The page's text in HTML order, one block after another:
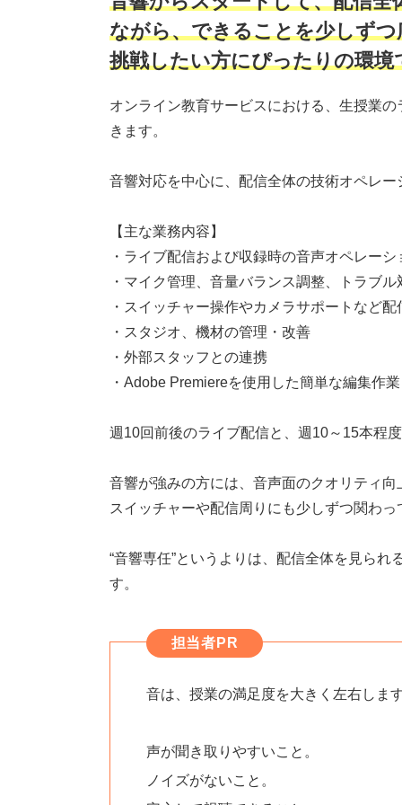
ながら、できることを少しず
挑戦したい方にぴったりの環境
オンライン教育サービスにおける、生授業
きます。
音響対応を中心に、配信全体の技術オペレ
【主な業務内容】
・ライブ配信および収録時の音声オペレーシ
・マイク管理、音量バランス調整、トラブル
・スイッチャー操作やカメラサポートなど配
・スタジオ、機材の管理・改善
・外部スタッフとの連携
・Adobe Premiereを使用した簡単な編集作業
週10回前後のライブ配信と、週10～15本程
音響が強みの方には、音声面のクオリティ
スイッチャーや配信周りにも少しずつ関わ
“音響専任”というよりは、配信全体を見ら
す。
担当者PR
音は、授業の満足度を大きく左右しま
声が聞き取りやすいこと。
ノイズがないこと。